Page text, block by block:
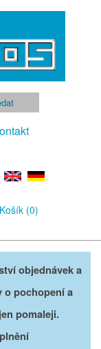
Košík (0)
objednávek a
o pochopení a
pomaleji.